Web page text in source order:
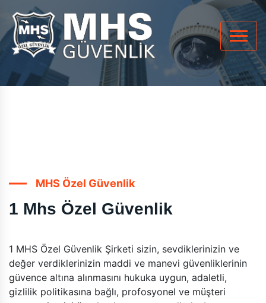
MHS Özel Güvenlik
1 Mhs Özel Güvenlik
1 MHS Özel Güvenlik Şirketi sizin, sevdiklerinizin ve
değer verdiklerinizin maddi ve manevi güvenliklerinin
güvence altına alınmasını hukuka uygun, adaletli,
gizlilik politikasına bağlı, profosyonel ve müşteri